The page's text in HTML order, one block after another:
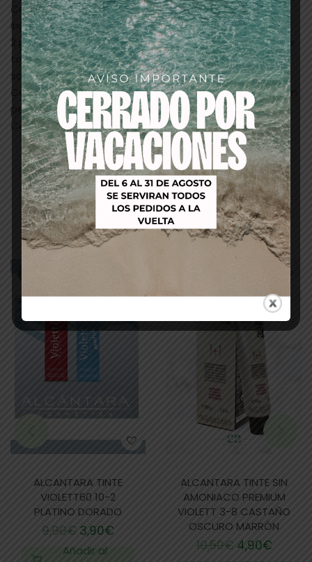
Coloración suave sin amoniaco, con un 90% de
ingredientes de origen natural.
2 productos en 1: Coloración permanente y tono sobre
tono, permite una gran diversidad de servicios en el
salón.
Cobertura del 100% de los cabellos blancos (coloración
permanente) y de hasta el 70% (tono sobre tono).
Colores de larga duración y fieles al reflejo del tono
Productos relacionados
ALCANTARA TINTE
VIOLETT60 10-2
PLATINO DORADO
9,90€ 3,90€
Añadir al
ALCANTARA TINTE SIN
AMONIACO PREMIUM
VIOLETT 3-8 CASTAÑO
OSCURO MARRÓN
10,50€ 4,90€